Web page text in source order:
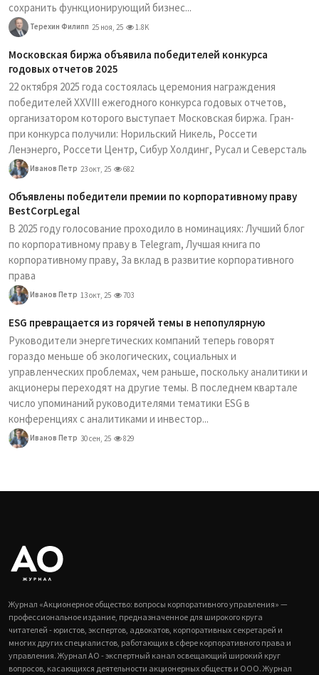
сохранить функционирующий бизнес...
Терехин Филипп 25 ноя, 25 1.8K
Московская биржа объявила победителей конкурса
годовых отчетов 2025
22 октября 2025 года состоялась церемония награждения
победителей XXVIII ежегодного конкурса годовых отчетов,
организатором которого выступает Московская биржа. Гран-
при конкурса получили: Норильский Никель, Россети
Ленэнерго, Россети Центр, Сибур Холдинг, Русал и Северсталь
Иванов Петр 23 окт, 25 682
Объявлены победители премии по корпоративному праву
BestCorpLegal
В 2025 году голосование проходило в номинациях: Лучший блог
по корпоративному праву в Telegram, Лучшая книга по
корпоративному праву, За вклад в развитие корпоративного
права
Иванов Петр 13 окт, 25 703
ESG превращается из горячей темы в непопулярную
Руководители энергетических компаний теперь говорят
гораздо меньше об экологических, социальных и
управленческих проблемах, чем раньше, поскольку аналитики и
акционеры переходят на другие темы. В последнем квартале
число упоминаний руководителями тематики ESG в
конференциях с аналитиками и инвестор...
Иванов Петр 30 сен, 25 829
Журнал «Акционерное общество: вопросы корпоративного управления» —
профессиональное издание, предназначенное для широкого круга
читателей - юристов, экспертов, адвокатов, корпоративных секретарей и
многих других специалистов, работающих в сфере корпоративного права и
управления. Журнал АО - экспертный канал освещающий широкий круг
вопросов, касающихся деятельности акционерных обществ и ООО. Журнал